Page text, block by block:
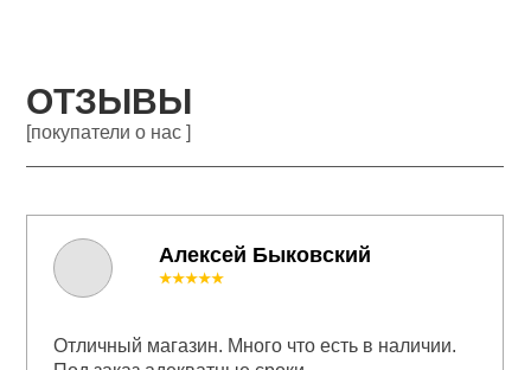
ОТЗЫВЫ
[покупатели о нас ]
Алексей Быковский
★★★★★
Отличный магазин. Много что есть в наличии.